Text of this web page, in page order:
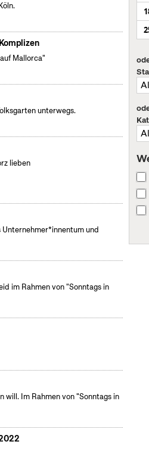
Mallorca"
unterwegs.
lieben
und
im Rahmen von "Sonntags in
Im Rahmen von "Sonntags in